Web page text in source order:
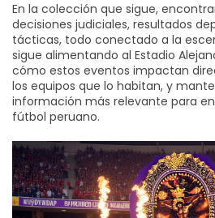
En la colección que sigue,
decisiones judiciales, resultados
tácticas, todo conectado a la
sigue alimentando al Estadio
cómo estos eventos impactan
los equipos que lo habitan, y
información más relevante para
fútbol peruano.